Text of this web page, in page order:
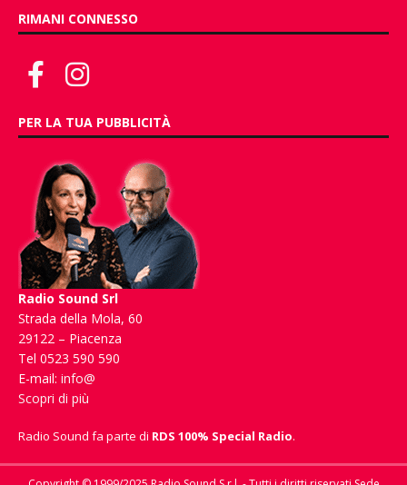
RIMANI CONNESSO
PER LA TUA PUBBLICITÀ
Radio Sound Srl
Strada della Mola, 60
29122 – Piacenza
Tel 0523 590 590
E-mail: info@
Scopri di più
Radio Sound fa parte di RDS 100% Special Radio.